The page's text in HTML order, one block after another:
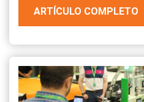
ARTÍCULO COMPLETO